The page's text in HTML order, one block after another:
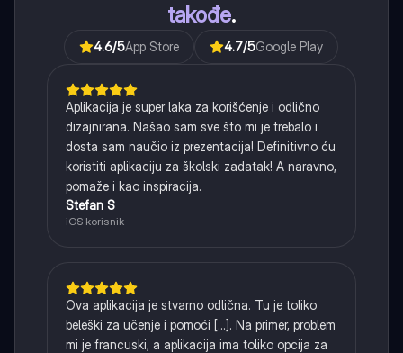
takođe.
4.6/5App Store 4.7/5Google Play
Aplikacija je super laka za korišćenje i odlično
dizajnirana. Našao sam sve što mi je trebalo i
dosta sam naučio iz prezentacija! Definitivno ću
koristiti aplikaciju za školski zadatak! A naravno,
pomaže i kao inspiracija.
Stefan S
iOS korisnik
Ova aplikacija je stvarno odlična. Tu je toliko
beleški za učenje i pomoći [...]. Na primer, problem
mi je francuski, a aplikacija ima toliko opcija za